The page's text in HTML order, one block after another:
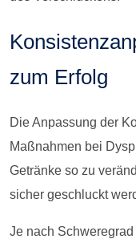
zum Erfolg
Die Anpassung der
Maßnahmen bei
Getränke so zu
sicher geschluckt
Je nach